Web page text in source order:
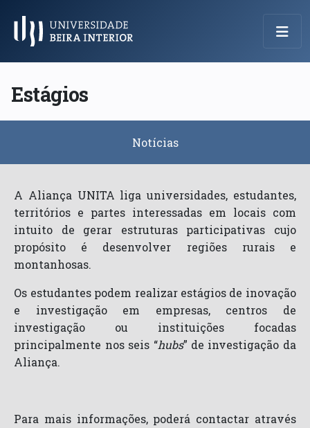
Menu Principal
Estágios
Notícias
A Aliança UNITA liga universidades, estudantes,
territórios e partes interessadas em locais com
intuito de gerar estruturas participativas cujo
propósito é desenvolver regiões rurais e
montanhosas.
Os estudantes podem realizar estágios de inovação
e investigação em empresas, centros de
investigação ou instituições focadas
principalmente nos seis “hubs” de investigação da
Aliança.
Para mais informações, poderá contactar através